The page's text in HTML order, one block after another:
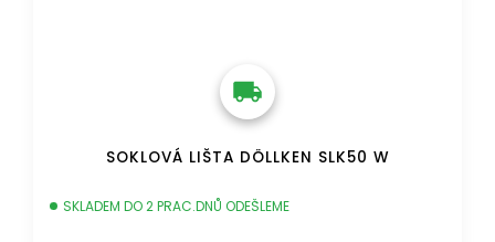
SOKLOVÁ LIŠTA DÖLLKEN SLK50 W
SKLADEM DO 2 PRAC.DNŮ ODEŠLEME